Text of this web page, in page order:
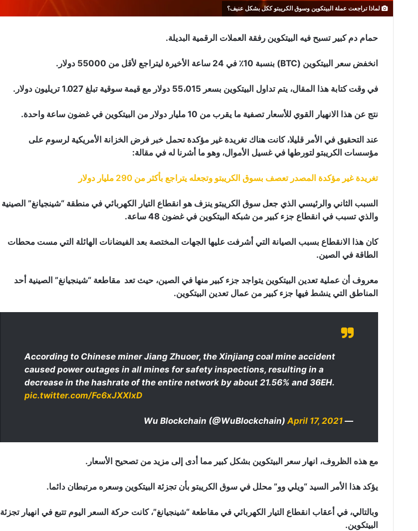
لماذا تراجعت عملة البيتكوين وسوق الكريبتو ككل بشكل عنيف؟
حمام دم كبير تسبح فيه البيتكوين رفقة العملات الرقمية البديلة.
انخفض سعر البيتكوين (BTC) بنسبة 10٪ في 24 ساعة الأخيرة ليتراجع لأقل من 55000 دولار.
في وقت كتابة هذا المقال، يتم تداول البيتكوين بسعر 55،015 دولار مع قيمة سوقية تبلغ 1.027 تريليون دولار.
نتج عن هذا الانهيار القوي للأسعار تصفية ما يقرب من 10 مليار دولار من البيتكوين في غضون ساعة واحدة.
عند التحقيق في الأمر قليلا، كانت هناك تغريدة غير مؤكدة تحمل خبر فرض الخزانة الأمريكية لرسوم على
مؤسسات الكريبتو لتورطها في غسيل الأموال، وهو ما أشرنا له في مقالة:
تغريدة غير مؤكدة المصدر تعصف بسوق الكريبتو وتجعله يتراجع بأكثر من 290 مليار دولار
السبب الثاني والرئيسي الذي جعل سوق الكريبتو ينزف هو انقطاع التيار الكهربائي في منطقة “شينجيانغ” الصينية
والذي تسبب في انقطاع جزء كبير من شبكة البيتكوين في غضون 48 ساعة.
كان هذا الانقطاع بسبب الصيانة التي أشرفت عليها الجهات المختصة بعد الفيضانات الهائلة التي مست محطات
الطاقة في الصين.
معروف أن عملية تعدين البيتكوين يتواجد جزء كبير منها في الصين، حيث تعد مقاطعة “شينجيانغ” الصينية أحد
المناطق التي ينشط فيها جزء كبير من عمال تعدين البيتكوين.
According to Chinese miner Jiang Zhuoer, the Xinjiang coal mine accident
caused power outages in all mines for safety inspections, resulting in a
decrease in the hashrate of the entire network by about 21.56% and 36EH.
pic.twitter.com/Fc6xJXXlxD
— Wu Blockchain (@WuBlockchain)
April 17, 2021
مع هذه الظروف، انهار سعر البيتكوين بشكل كبير مما أدى إلى مزيد من تصحيح الأسعار.
يؤكد هذا الأمر السيد “ويلي وو” محلل في سوق الكريبتو بأن تجزئة البيتكوين وسعره مرتبطان دائما.
وبالتالي، في أعقاب انقطاع التيار الكهربائي في مقاطعة “شينجيانغ”، كانت حركة السعر اليوم تتبع في انهيار تجزئة
البيتكوين.